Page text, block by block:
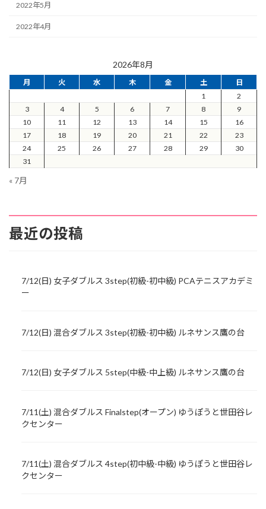
2022年5月
2022年4月
2026年8月
月 火 水 木 金 土
日
1
2
3
4 5 6 7 8
9
10
11 12 13 14 15
16
17
18 19 20 21 22
23
24
25 26 27 28 29
30
31
« 7月
最近の投稿
7/12(日) 女子ダブルス 3step(初級-初中級) PCAテニスアカデミ
ー
7/12(日) 混合ダブルス 3step(初級-初中級) ルネサンス鷹の台
7/12(日) 女子ダブルス 5step(中級-中上級) ルネサンス鷹の台
7/11(土) 混合ダブルス Finalstep(オープン) ゆうぽうと世田谷レ
クセンター
7/11(土) 混合ダブルス 4step(初中級-中級) ゆうぽうと世田谷レ
クセンター